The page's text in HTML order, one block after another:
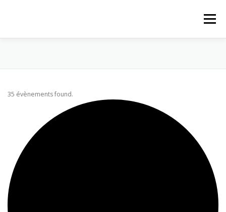
Menu
PAROISSE LE MAGASIN
CONTACT
35 évènements found.